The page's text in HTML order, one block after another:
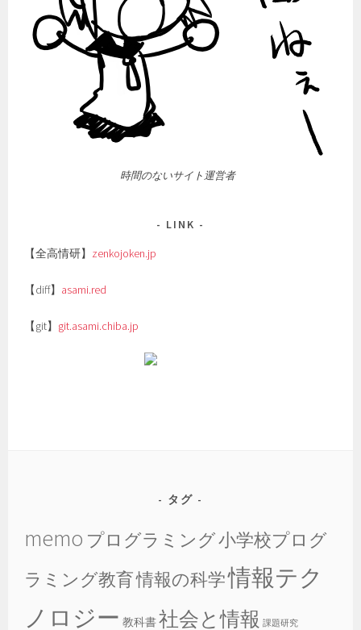
時間のないサイト運営者
LINK
【全高情研】 zenkojoken.jp
【diff】 asami.red
【git】 git.asami.chiba.jp
タグ
memo プログラミング小学校プログ
ラミング教育情報の科学情報テク
ノロジー 教科書社会と情報 課題研究